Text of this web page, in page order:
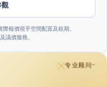
觀
報價視乎空間配置及租期。
議價服務。
专业顾问™